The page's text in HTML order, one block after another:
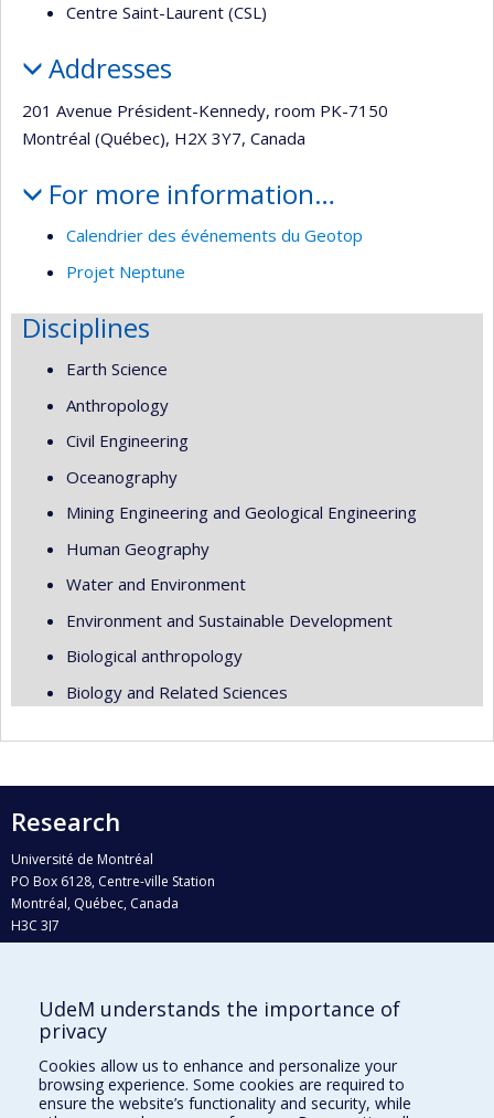
Centre Saint-Laurent (CSL)
Addresses
201 Avenue Président-Kennedy, room PK-7150
Montréal (Québec), H2X 3Y7, Canada
For more information…
Calendrier des événements du Geotop
Projet Neptune
Disciplines
Earth Science
Anthropology
Civil Engineering
Oceanography
Mining Engineering and Geological Engineering
Human Geography
Water and Environment
Environment and Sustainable Development
Biological anthropology
Biology and Related Sciences
Research
Université de Montréal
PO Box 6128, Centre-ville Station
Montréal, Québec, Canada
H3C 3J7
Who does what?
Find us
Site map
UdeM understands the importance of
privacy
Cookies allow us to enhance and personalize your
browsing experience. Some cookies are required to
ensure the website’s functionality and security, while